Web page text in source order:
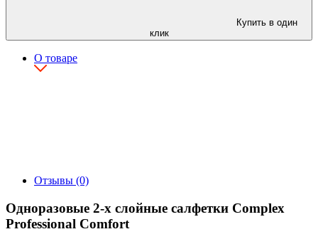
Купить в один
клик
О товаре
Отзывы (0)
Одноразовые 2-х слойные салфетки Complex
Professional Comfort